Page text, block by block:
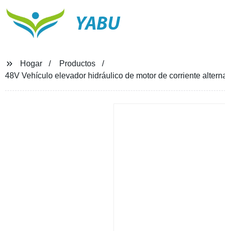
YABU
Hogar
Productos
48V Vehículo elevador hidráulico de motor de corriente